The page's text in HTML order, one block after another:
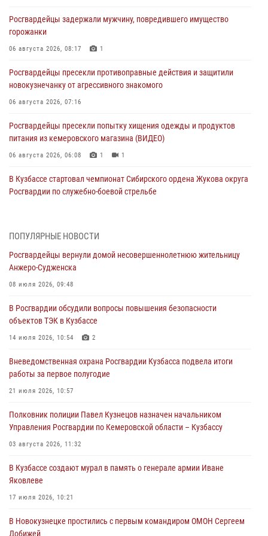
Росгвардейцы задержали мужчину, повредившего имущество
горожанки
06 августа 2026, 08:17 1
Росгвардейцы пресекли противоправные действия и защитили
новокузнечанку от агрессивного знакомого
06 августа 2026, 07:16
Росгвардейцы пресекли попытку хищения одежды и продуктов
питания из кемеровского магазина (ВИДЕО)
06 августа 2026, 06:08 1 1
В Кузбассе стартовал чемпионат Сибирского ордена Жукова округа
Росгвардии по служебно-боевой стрельбе
Росгвардейцы задержали в Кемерове дебошира, устроившего
05 августа 2026, 09:30
Росгвардейцы задержали участника драки, причинившего побои
05 августа 2026, 08:50
Росгвардейцы пресекли нарушение общественного порядка на
05 августа 2026, 08:10
Росгвардейцы в Юрге пресекли попытку проникновения на
05 августа 2026, 07:45
ПОПУЛЯРНЫЕ НОВОСТИ
Росгвардейцы вернули домой несовершеннолетнюю жительницу
Анжеро-Судженска
08 июля 2026, 09:48
В Росгвардии обсудили вопросы повышения безопасности
объектов ТЭК в Кузбассе
14 июля 2026, 10:54 2
Вневедомственная охрана Росгвардии Кузбасса подвела итоги
работы за первое полугодие
21 июля 2026, 10:57
Полковник полиции Павел Кузнецов назначен начальником
Управления Росгвардии по Кемеровской области – Кузбассу
03 августа 2026, 11:32
В Кузбассе создают мурал в память о генерале армии Иване
Яковлеве
17 июля 2026, 10:21
В Новокузнецке простились с первым командиром ОМОН Сергеем
Добижей